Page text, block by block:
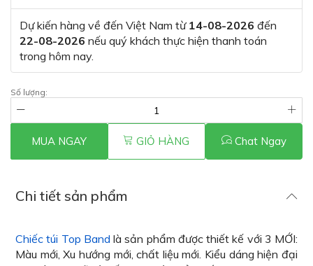
Dự kiến hàng về đến Việt Nam từ 14-08-2026 đến
22-08-2026 nếu quý khách thực hiện thanh toán
trong hôm nay.
Số lượng:
MUA NGAY GIỎ HÀNG Chat Ngay
Chi tiết sản phẩm
Chiếc túi Top Band là sản phẩm được thiết kế với 3 MỚI:
Màu mới, Xu hướng mới, chất liệu mới. Kiểu dáng hiện đại